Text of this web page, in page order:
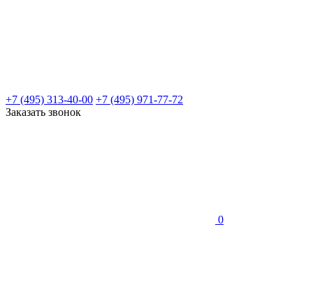
+7 (495) 313-40-00 +7 (495) 971-77-72
Заказать звонок
0